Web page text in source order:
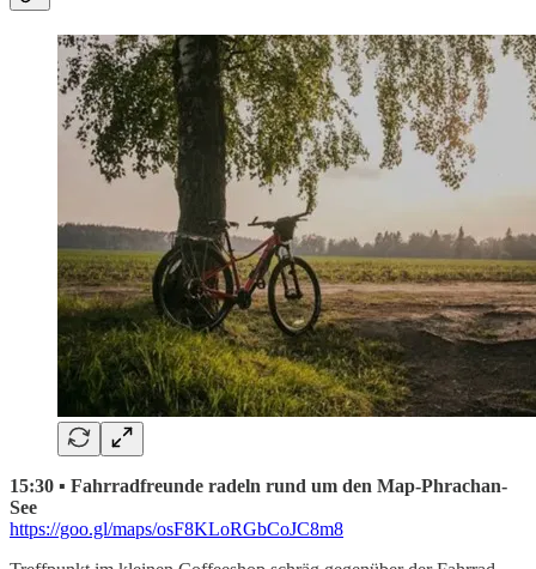
15:30 ▪ Fahrradfreunde radeln rund um den Map-Phrachan-
See
https://goo.gl/maps/osF8KLoRGbCoJC8m8